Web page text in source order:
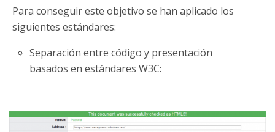
Para conseguir este objetivo se han aplicado los
siguientes estándares:
Separación entre código y presentación
basados en estándares W3C: